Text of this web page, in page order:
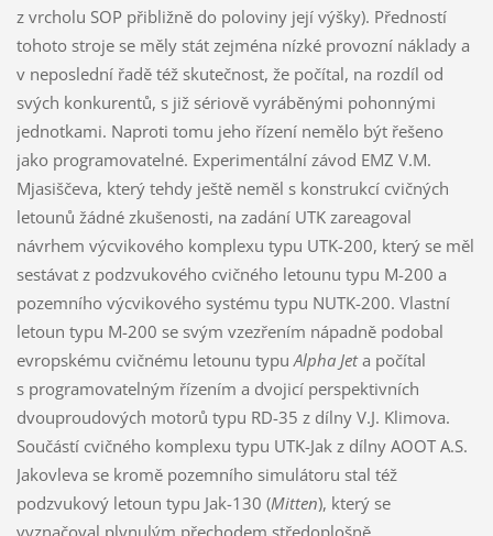
z vrcholu SOP přibližně do poloviny její výšky). Předností
tohoto stroje se měly stát zejména nízké provozní náklady a
v neposlední řadě též skutečnost, že počítal, na rozdíl od
svých konkurentů, s již sériově vyráběnými pohonnými
jednotkami. Naproti tomu jeho řízení nemělo být řešeno
jako programovatelné. Experimentální závod EMZ V.M.
Mjasiščeva, který tehdy ještě neměl s konstrukcí cvičných
letounů žádné zkušenosti, na zadání UTK zareagoval
návrhem výcvikového komplexu typu UTK-200, který se měl
sestávat z podzvukového cvičného letounu typu M-200 a
pozemního výcvikového systému typu NUTK-200. Vlastní
letoun typu M-200 se svým vzezřením nápadně podobal
evropskému cvičnému letounu typu Alpha Jeta počítal
s programovatelným řízením a dvojicí perspektivních
dvouproudových motorů typu RD-35 z dílny V.J. Klimova.
Součástí cvičného komplexu typu UTK-Jak z dílny AOOT A.S.
Jakovleva se kromě pozemního simulátoru stal též
podzvukový letoun typu Jak-130 (Mitten), který se
vyznačoval plynulým přechodem středoplošně